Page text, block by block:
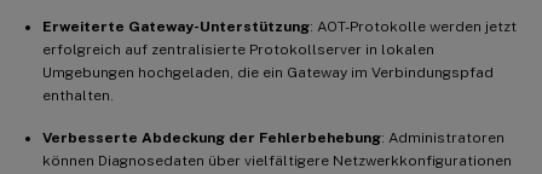
Erweiterte Gateway-Unterstützung: AOT-Protokolle werden jetzt
erfolgreich auf zentralisierte Protokollserver in lokalen
Umgebungen hochgeladen, die ein Gateway im Verbindungspfad
enthalten.
Verbesserte Abdeckung der Fehlerbehebung: Administratoren
können Diagnosedaten über vielfältigere Netzwerkkonfigurationen